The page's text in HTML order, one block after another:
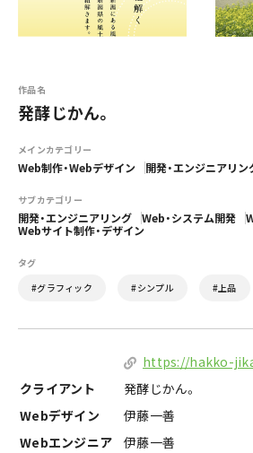
作品名
発酵じかん。
メインカテゴリー
Web制作・Webデザイン 開発・エンジニアリン
サブカテゴリー
開発・エンジニアリング Web・システム開発
Webサイト制作・デザイン
タグ
#グラフィック
#シンプル #上品
https://hakko-
クライアント
発酵じかん。
Webデザイン
伊藤一善
Webエンジニア
伊藤一善